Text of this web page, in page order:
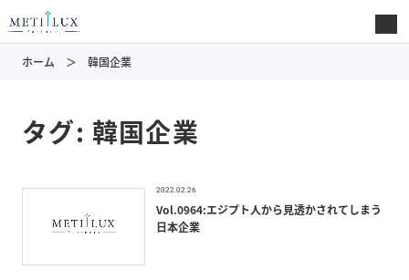
ホーム 韓国企業
タグ: 韓国企業
2022.02.26
Vol.0964:エジプト人から見透かされてしまう
日本企業